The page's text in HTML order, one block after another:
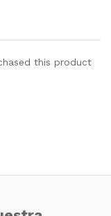
this product